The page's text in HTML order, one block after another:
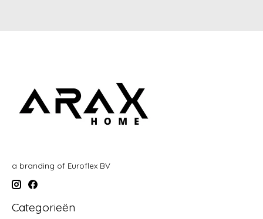
a branding of Euroflex BV
Categorieën